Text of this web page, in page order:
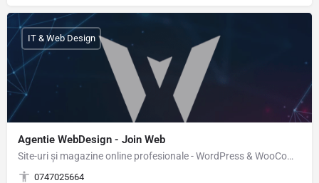
Agentie WebDesign - Join Web
Site-uri și magazine online profesionale - WordPress & WooCommerce Ai nevoie de un site de prezentare…
0747025664
IT & Web Design